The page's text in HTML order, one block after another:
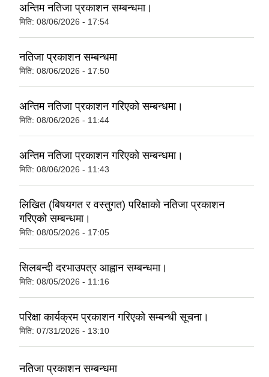
अन्तिम नतिजा प्रकाशन सम्बन्धमा।
मिति: 08/06/2026 - 17:54
नतिजा प्रकाशन सम्बन्धमा
मिति: 08/06/2026 - 17:50
अन्तिम नतिजा प्रकाशन गरिएको सम्बन्धमा।
मिति: 08/06/2026 - 11:44
अन्तिम नतिजा प्रकाशन गरिएको सम्बन्धमा।
मिति: 08/06/2026 - 11:43
लिखित (बिषयगत र वस्तुगत) परिक्षाको नतिजा प्रकाशन
गरिएको सम्बन्धमा।
मिति: 08/05/2026 - 17:05
सिलबन्दी दरभाउपत्र आह्वान सम्बन्धमा।
मिति: 08/05/2026 - 11:16
परिक्षा कार्यक्रम प्रकाशन गरिएको सम्बन्धी सूचना।
मिति: 07/31/2026 - 13:10
नतिजा प्रकाशन सम्बन्धमा